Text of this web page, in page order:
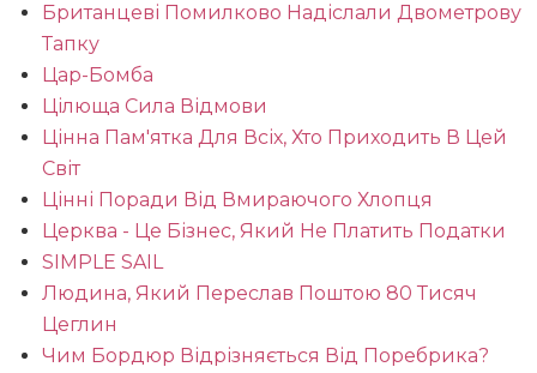
Британцеві Помилково Надіслали Двометрову
Тапку
Цар-Бомба
Цілюща Сила Відмови
Цінна Пам'ятка Для Всіх, Хто Приходить В Цей
Світ
Цінні Поради Від Вмираючого Хлопця
Церква - Це Бізнес, Який Не Платить Податки
SIMPLE SAIL
Людина, Який Переслав Поштою 80 Тисяч
Цеглин
Чим Бордюр Відрізняється Від Поребрика?